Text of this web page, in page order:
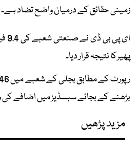
زمینی حقائق کے درمیان واضح تضاد ہے۔
پھیرکا نتیجہ قرار دیا۔
بڑھنے کے بجائے سبسڈیز میں اضافے
مزید پڑھیں